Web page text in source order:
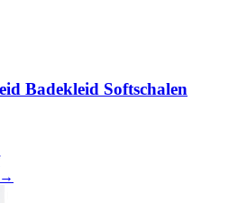
Badekleid Softschalen
→